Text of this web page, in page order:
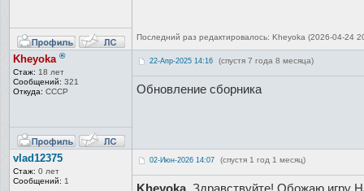
Последний раз редактировалось: Kheyoka (2026-04-24
Kheyoka ®
Стаж: 18 лет
Сообщений: 321
Откуда: СССР
22-Апр-2025 14:16 (спустя 7 года 8 месяца)
Обновление сборника
vlad12375
Стаж: 0 лет
Сообщений: 1
02-Июн-2026 14:07 (спустя 1 год 1 месяц)
Kheyoka, Здравствуйте! Обожаю игру